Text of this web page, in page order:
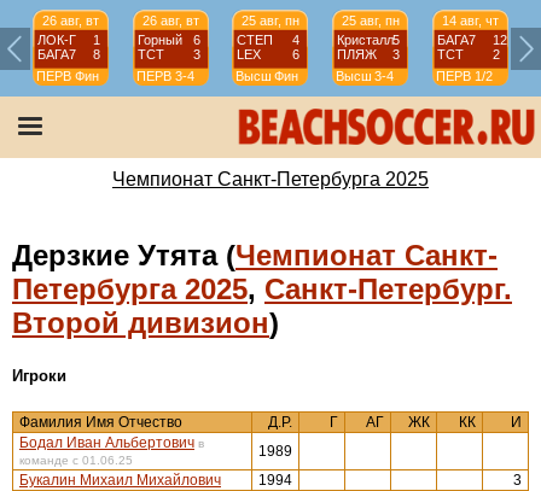
26 авг, вт
ЛОК-Г
1
БАГА7
8
ПЕРВ Фин
26 авг, вт
Горный
6
ТСТ
3
ПЕРВ 3-4
25 авг, пн
СТЕП
4
LEX
6
Высш Фин
25 авг, пн
Кристалл5
ПЛЯЖ
3
Высш 3-4
14 авг, чт
БАГА7
12
ТСТ
2
ПЕРВ 1/2
Чемпионат Санкт-Петербурга 2025
Дерзкие Утята (Чемпионат Санкт-
Петербурга 2025, Санкт-Петербург.
Второй дивизион)
Игроки
Фамилия Имя Отчество Д.Р. Г АГ ЖК КК
И
Бодал Иван Альбертович в
команде с 01.06.25
1989
Букалин Михаил Михайлович
1994
3